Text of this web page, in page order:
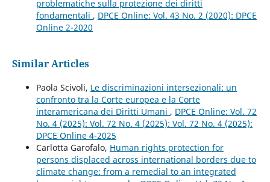
problematiche sulla protezione dei diritti
fondamentali , DPCE Online: Vol. 43 No. 2 (2020): DPCE
Online 2-2020
Similar Articles
Paola Scivoli, Le discriminazioni intersezionali: un
confronto tra la Corte europea e la Corte
interamericana dei Diritti Umani , DPCE Online: Vol. 72
No. 4 (2025): Vol. 72 No. 4 (2025): Vol. 72 No. 4 (2025):
DPCE Online 4-2025
Carlotta Garofalo, Human rights protection for
persons displaced across international borders due to
climate change: from a remedial to an integrated